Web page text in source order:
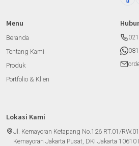
Menu
Beranda
Tentang Kami
Produk
Portfolio & Klien
Lokasi Kami
Jl. Kemayoran Ketapang No.126 RT.01/
Kemayoran Jakarta Pusat, DKI Jakarta 10610